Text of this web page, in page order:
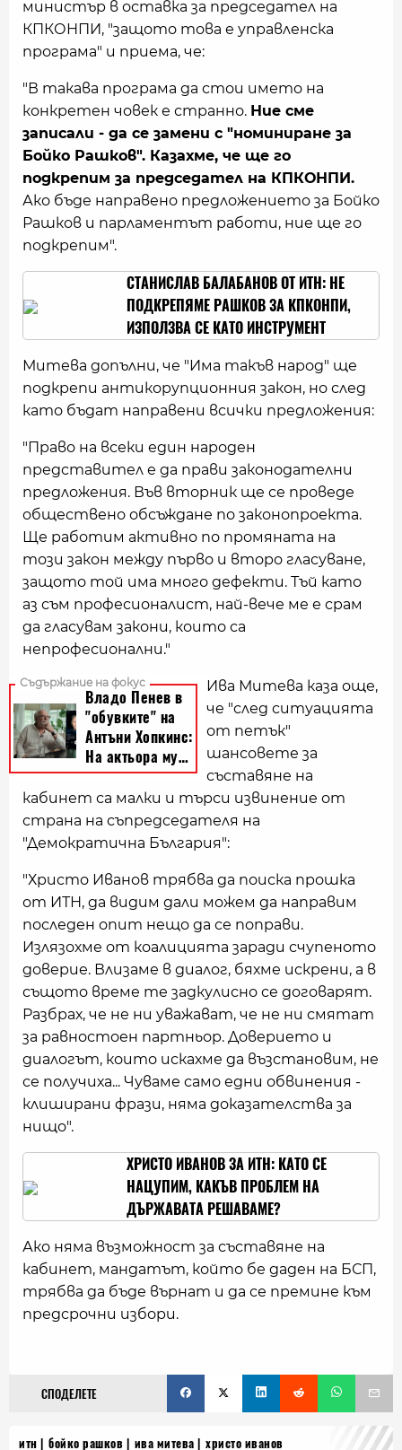
министър в оставка за председател на
КПКОНПИ, "защото това е управленска
програма" и приема, че:
"В такава програма да стои името на
конкретен човек е странно. Ние сме
записали - да се замени с "номиниране за
Бойко Рашков". Казахме, че ще го
подкрепим за председател на КПКОНПИ.
Ако бъде направено предложението за Бойко
Рашков и парламентът работи, ние ще го
подкрепим".
СТАНИСЛАВ БАЛАБАНОВ ОТ ИТН: НЕ
ПОДКРЕПЯМЕ РАШКОВ ЗА КПКОНПИ,
ИЗПОЛЗВА СЕ КАТО ИНСТРУМЕНТ
Митева допълни, че "Има такъв народ" ще
подкрепи антикорупционния закон, но след
като бъдат направени всички предложения:
"Право на всеки един народен
представител е да прави законодателни
предложения. Във вторник ще се проведе
обществено обсъждане по законопроекта.
Ще работим активно по промяната на
този закон между първо и второ гласуване,
защото той има много дефекти. Тъй като
аз съм професионалист, най-вече ме е срам
да гласувам закони, които са
непрофесионални."
Ива Митева каза още,
че "след ситуацията
от петък"
шансовете за
съставяне на
кабинет са малки и търси извинение от
страна на съпредседателя на
"Демократична България":
"Христо Иванов трябва да поиска прошка
от ИТН, да видим дали можем да направим
последен опит нещо да се поправи.
Излязохме от коалицията заради счупеното
доверие. Влизаме в диалог, бяхме искрени, а в
същото време те задкулисно се договарят.
Разбрах, че не ни уважават, че не ни смятат
за равностоен партньор. Доверието и
диалогът, които искахме да възстановим, не
се получиха... Чуваме само едни обвинения -
клиширани фрази, няма доказателства за
нищо".
ХРИСТО ИВАНОВ ЗА ИТН: КАТО СЕ
НАЦУПИМ, КАКЪВ ПРОБЛЕМ НА
ДЪРЖАВАТА РЕШАВАМЕ?
Ако няма възможност за съставяне на
кабинет, мандатът, който бе даден на БСП,
трябва да бъде върнат и да се премине към
предсрочни избори.
СПОДЕЛЕТЕ
итн бойко рашков ива митева христо иванов